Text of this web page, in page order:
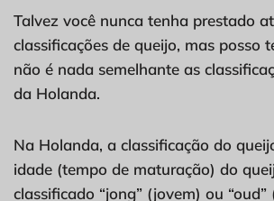
Talvez você nunca tenha prestado
classificações de queijo, mas posso
não é nada semelhante as
da Holanda.
Na Holanda, a classificação do
idade (tempo de maturação) do
classificado “jong” (jovem) ou “oud”